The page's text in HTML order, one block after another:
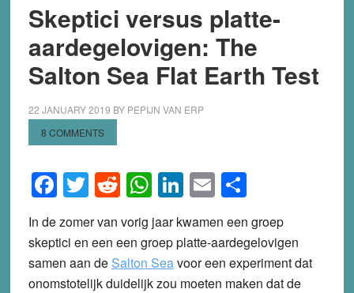
Skeptici versus platte-
aardegelovigen: The
Salton Sea Flat Earth Test
22 JANUARY 2019 BY PEPIJN VAN ERP
8 COMMENTS
Facebook
Twitter
Reddit
WhatsApp
LinkedIn
EmailShare
In de zomer van vorig jaar kwamen een groep
skeptici en een een groep platte-aardegelovigen
samen aan de Salton Seavoor een experiment dat
onomstotelijk duidelijk zou moeten maken dat de